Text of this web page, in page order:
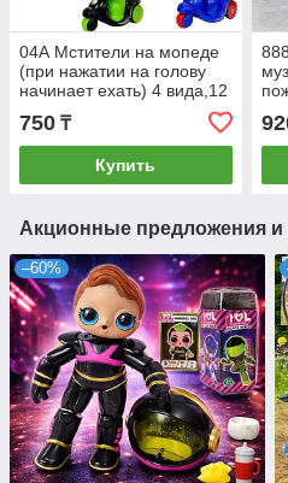
04А Мстители на мопеде
(при нажатии на голову
начинает ехать) 4 вида,12
шт в уп.,цена за 1шт 9*5см
750 ₸
Купить
Акционные предложения и
–60%